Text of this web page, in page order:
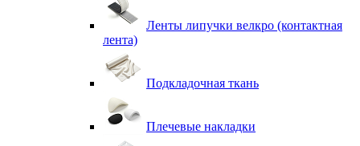
Ленты липучки велкро (контактная
лента)
Подкладочная ткань
Плечевые накладки